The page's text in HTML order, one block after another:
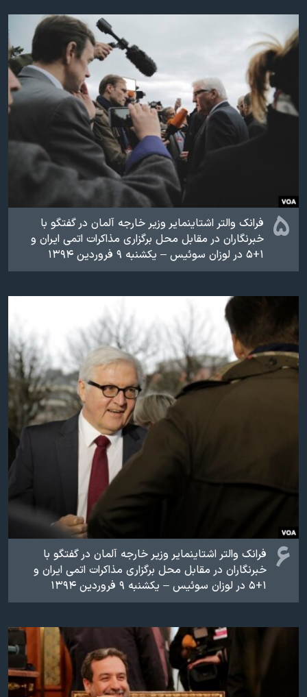
۵
فرانک والتر اشتاینمایر وزیر خارجه آلمان در گفتگو با
خبرنگاران در مقابل محل برگزاری مذاکرات اتمی ایران و
۱+۵ در لوزان سوئیس – یکشنبه ۹ فروردین ۱۳۹۴
۶
فرانک والتر اشتاینمایر وزیر خارجه آلمان در گفتگو با
خبرنگاران در مقابل محل برگزاری مذاکرات اتمی ایران و
۱+۵ در لوزان سوئیس – یکشنبه ۹ فروردین ۱۳۹۴